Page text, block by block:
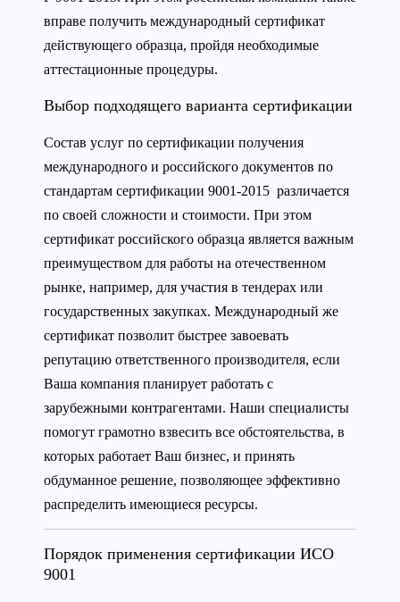
вправе получить международный сертификат
действующего образца, пройдя необходимые
аттестационные процедуры.
Выбор подходящего варианта сертификации
Состав услуг по сертификации получения
международного и российского документов по
стандартам сертификации 9001-2015 различается
по своей сложности и стоимости. При этом
сертификат российского образца является важным
преимуществом для работы на отечественном
рынке, например, для участия в тендерах или
государственных закупках. Международный же
сертификат позволит быстрее завоевать
репутацию ответственного производителя, если
Ваша компания планирует работать с
зарубежными контрагентами. Наши специалисты
помогут грамотно взвесить все обстоятельства, в
которых работает Ваш бизнес, и принять
обдуманное решение, позволяющее эффективно
распределить имеющиеся ресурсы.
Порядок применения сертификации ИСО
9001